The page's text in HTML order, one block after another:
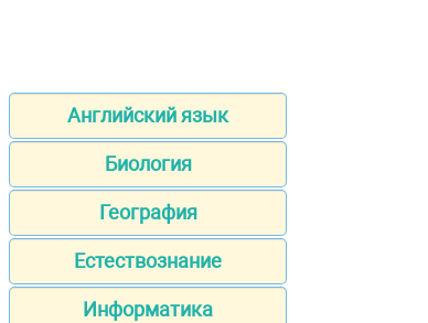
Английский язык
Биология
География
Естествознание
Информатика